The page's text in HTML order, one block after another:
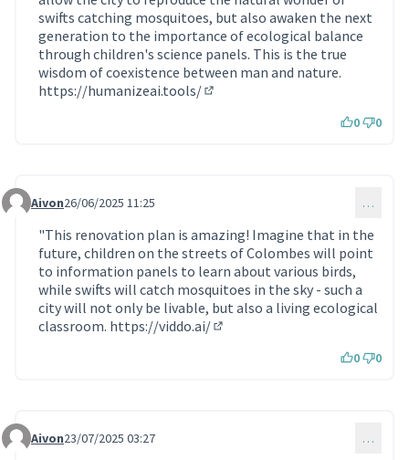
swifts catching mosquitoes, but also awaken the next
generation to the importance of ecological balance
through children's science panels. This is the true
wisdom of coexistence between man and nature.
https://humanizeai.tools/
0 0
Commentaire 1828
Aivon26/06/2025 11:25 …
"This renovation plan is amazing! Imagine that in the
future, children on the streets of Colombes will point
to information panels to learn about various birds,
while swifts will catch mosquitoes in the sky - such a
city will not only be livable, but also a living ecological
classroom. https://viddo.ai/
0 0
Commentaire 1850
Aivon23/07/2025 03:27 …